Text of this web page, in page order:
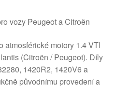
vozy Peugeot a Citroën
atmosférické motory 1.4 VTI
(Citroën / Peugeot). Díly
1420R2, 1420V6 a
původnímu provedení a